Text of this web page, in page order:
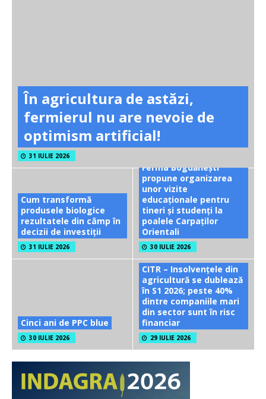
În agricultura de astăzi,
fermierul nu are nevoie de
optimism artificial!
31 IULIE 2026
Cum transformă
produsele biologice
rezultatele din câmp în
decizii de investiții
31 IULIE 2026
Ferma Bogdănești
propune organizarea
unor vizite
educaționale pentru
tineri și studenți la
poalele Carpaților
Orientali
30 IULIE 2026
Cinci ani de PPC blue
30 IULIE 2026
CITR – Insolvențele din
agricultură se dublează
în S1 2026; peste 40%
dintre companiile mari
din sector sunt în risc
financiar
29 IULIE 2026